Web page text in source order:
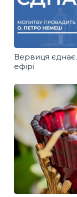
Вервиця
ефірі